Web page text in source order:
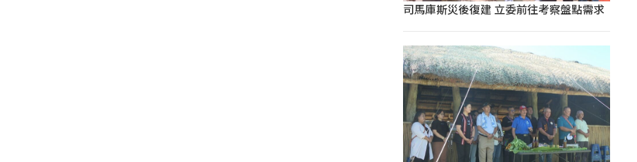
司馬庫斯災後復建 立委前往考察盤點需求